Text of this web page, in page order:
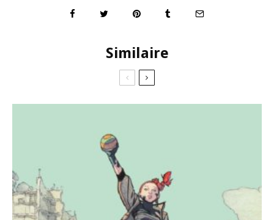
Similaire